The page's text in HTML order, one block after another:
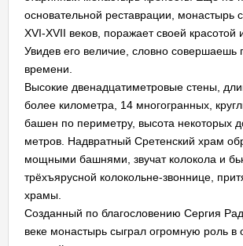
основательной реставрации, монастырь
XVI-XVII веков, поражает своей красотой
Увидев его величие, словно совершаешь
времени.
Высокие двенадцатиметровые стены,
более километра, 14 многогранных,
башен по периметру, высота некоторых
метров. Надвратный Сретенский храм
мощными башнями, звучат колокола и
трёхъярусной колокольне-звоннице,
храмы.
Созданный по благословению Сергия
веке монастырь сыграл огромную роль в